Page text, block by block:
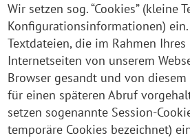
Wir setzen sog. “Cookies” (kleine
Konfigurationsinformationen)
Textdateien, die im Rahmen Ihres
Internetseiten von unserem
Browser gesandt und von
für einen späteren Abruf
setzen sogenannte Session-
temporäre Cookies bezeichnet)